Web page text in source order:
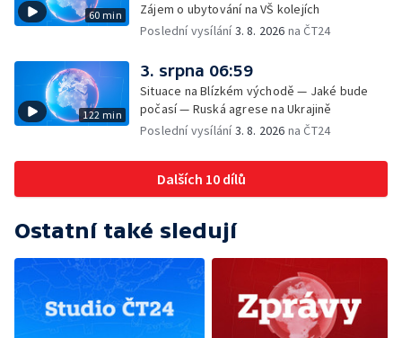
60 min
Zájem o ubytování na VŠ kolejích
Poslední vysílání3. 8. 2026 na ČT24
122 min
3. srpna 06:59
Situace na Blízkém východě — Jaké bude
počasí — Ruská agrese na Ukrajině
Poslední vysílání3. 8. 2026 na ČT24
Dalších 10 dílů
Ostatní také sledují